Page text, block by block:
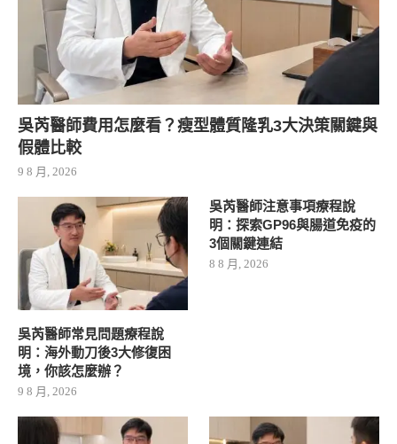
吳芮醫師費用怎麼看？瘦型體質隆乳3大決策關鍵與
假體比較
9 8 月, 2026
吳芮醫師常見問題療程說
明：海外動刀後3大修復困
境，你該怎麼辦？
9 8 月, 2026
吳芮醫師注意事項療程說
明：探索GP96與腸道免疫的
3個關鍵連結
8 8 月, 2026